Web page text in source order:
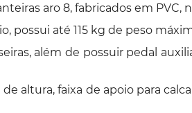
aro 8, fabricados em PVC,
até 115 kg de peso
além de possuir pedal
altura, faixa de apoio para